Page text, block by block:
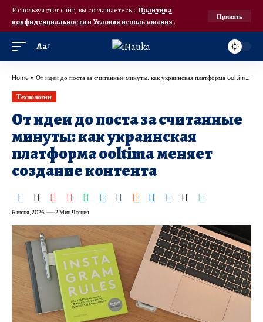
Используя этот сайт, вы соглашаетесь с Политика
конфиденциальностииУсловия использования.
Принять
Аа
Home » От идеи до поста за считанные минуты: как украинская платформа ooltima меняет создание контента
Технологии
От идеи до поста за считанные
минуты: как украинская
платформа ooltima меняет
создание контента
6 июня, 2026 2 Мин Чтения